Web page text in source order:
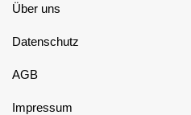
Über uns
Datenschutz
AGB
Impressum